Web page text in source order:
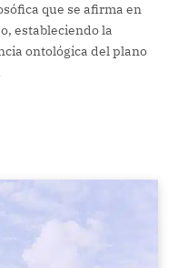
que se afirma en
estableciendo la
ontológica del plano